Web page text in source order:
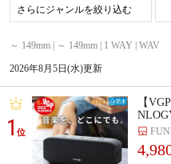
～ 149mm | ～ 149mm | 1 WAY | WAV
2026年8月5日(水)更新
1位
【